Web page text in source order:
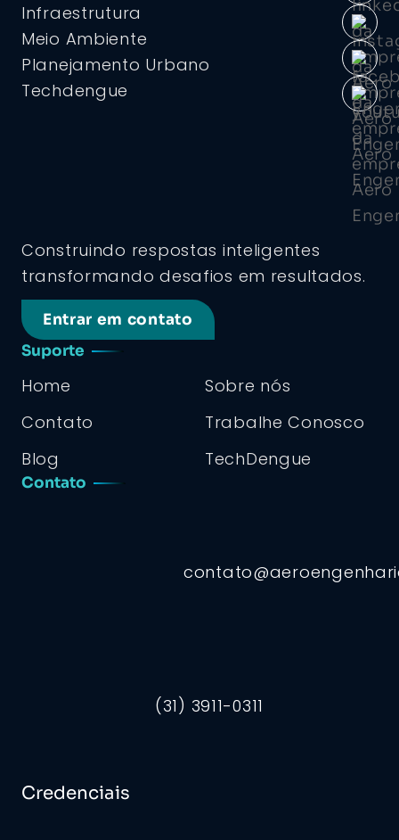
Construindo respostas inteligentes
transformando desafios em resultados.
Entrar em contato
Suporte
Home
Sobre nós
Contato
Trabalhe Conosco
Blog
TechDengue
Contato
(31) 3911-0311
Credenciais
Infraestrutura
Meio Ambiente
Planejamento Urbano
Techdengue